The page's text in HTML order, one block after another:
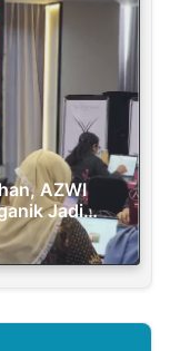
AZWI
Jadi